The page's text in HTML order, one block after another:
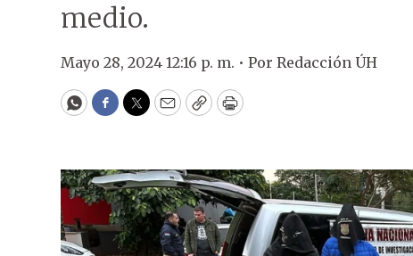
medio.
Mayo 28, 2024 12:16 p. m. • Por Redacción ÚH
WhatsApp
Facebook
Twitter
EmailCopyPrint